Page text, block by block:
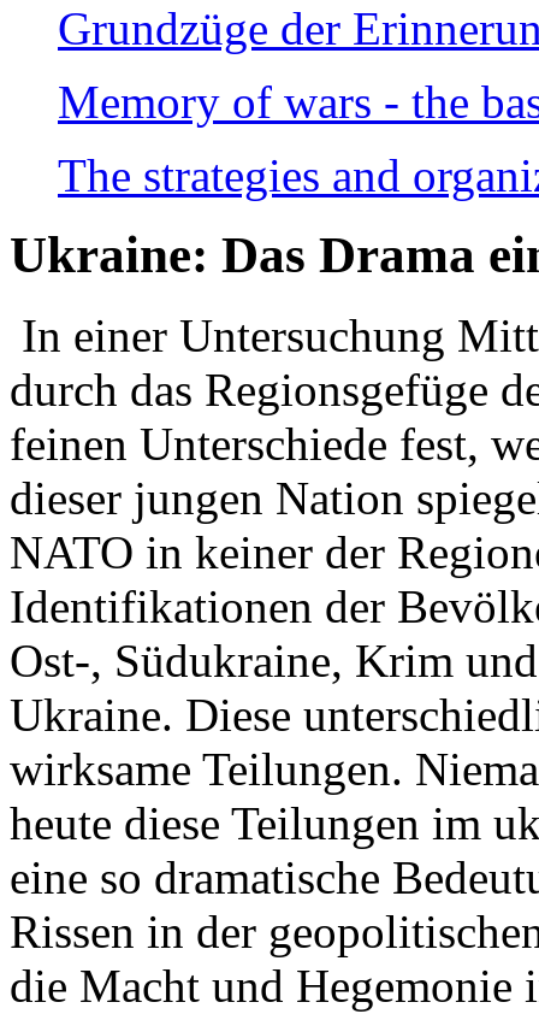
Grundzüge der
Memory of wars - the
The strategies and
Ukraine: Das Drama
In einer Untersuchung
durch das Regionsgefüge
feinen Unterschiede fest,
dieser jungen Nation
NATO in keiner der
Identifikationen der
Ost-, Südukraine, Krim
Ukraine. Diese
wirksame Teilungen.
heute diese Teilungen im
eine so dramatische
Rissen in der
die Macht und Hegemonie